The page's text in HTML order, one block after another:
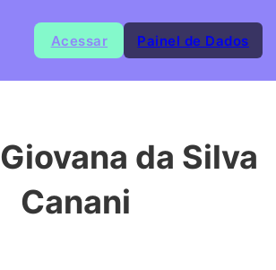
Acessar Painel de Dados
Giovana da Silva
Canani